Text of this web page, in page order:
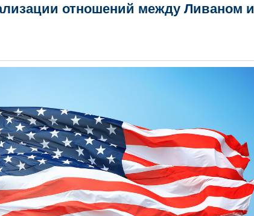
отношений между Ливаном и